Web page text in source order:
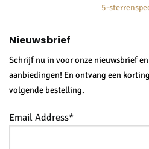
5-
Nieuwsbrief
Schrijf nu in voor onze nieuwsbrief
aanbiedingen! En ontvang een
volgende bestelling.
Email Address*